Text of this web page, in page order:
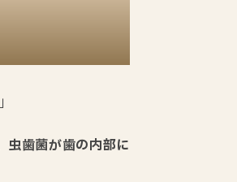
虫歯菌が歯の内部に